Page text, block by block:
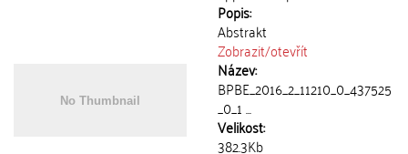
Popis:
Abstrakt
Zobrazit/otevřít
Název:
BPBE_2016_2_11210_0_437525
_0_1 ...
Velikost:
382.3Kb